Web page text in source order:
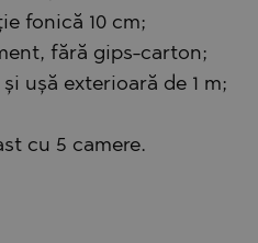
fonică 10 cm;
fără gips-carton;
ușă exterioară de 1 m;
cu 5 camere.